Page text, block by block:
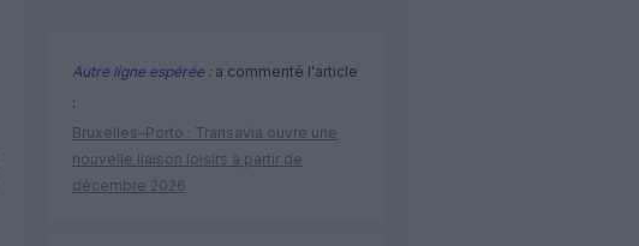
Autre ligne espérée :a commenté l'article
:
Bruxelles–Porto : Transavia ouvre une
nouvelle liaison loisirs à partir de
décembre 2026